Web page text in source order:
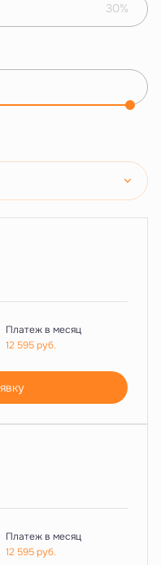
30%
Платеж в месяц
12 595руб.
Платеж в месяц
12 595руб.